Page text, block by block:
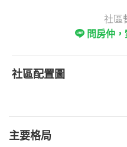
社區
問房仲
社區配置圖
主要格局